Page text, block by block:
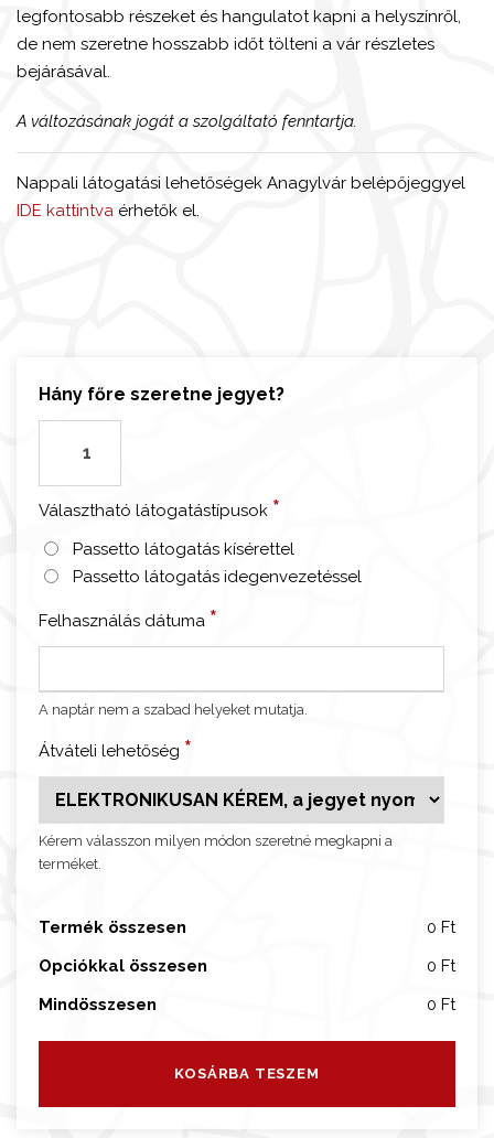
Hány főre szeretne jegyet?
m
a
E
t
i
e
t
t
f
l
y
s
ó
Választható látogatástípusok *
Passetto látogatás kísérettel
Passetto látogatás idegenvezetéssel
Felhasználás dátuma *
A naptár nem a szabad helyeket mutatja.
Átváteli lehetőség *
Kérem válasszon milyen módon szeretné megkapni a
terméket.
Termék összesen
0 Ft
Opciókkal összesen
0 Ft
Mindösszesen
0 Ft
KOSÁRBA TESZEM
legfontosabb részeket és hangulatot kapni a helyszínről,
de nem szeretne hosszabb időt tölteni a vár részletes
bejárásával.
A változásának jogát a szolgáltató fenntartja.
Nappali látogatási lehetőségek Anagylvár belépőjeggyel
IDE kattintva érhetők el.